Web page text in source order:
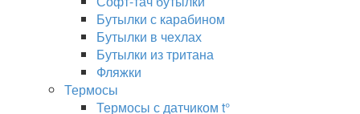
Бутылки с карабином
Бутылки в чехлах
Бутылки из тритана
Фляжки
Термосы
Термосы с датчиком t°